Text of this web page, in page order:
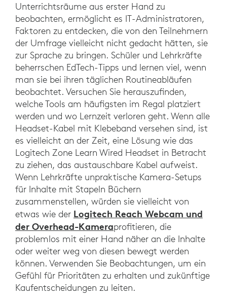
Unterrichtsräume aus erster Hand zu
beobachten, ermöglicht es IT-Administratoren,
Faktoren zu entdecken, die von den Teilnehmern
der Umfrage vielleicht nicht gedacht hätten, sie
zur Sprache zu bringen. Schüler und Lehrkräfte
beherrschen EdTech-Tipps und lernen viel, wenn
man sie bei ihren täglichen Routineabläufen
beobachtet. Versuchen Sie herauszufinden,
welche Tools am häufigsten im Regal platziert
werden und wo Lernzeit verloren geht. Wenn alle
Headset-Kabel mit Klebeband versehen sind, ist
es vielleicht an der Zeit, eine Lösung wie das
Logitech Zone Learn Wired Headset in Betracht
zu ziehen, das austauschbare Kabel aufweist.
Wenn Lehrkräfte unpraktische Kamera-Setups
für Inhalte mit Stapeln Büchern
zusammenstellen, würden sie vielleicht von
etwas wie der Logitech Reach Webcam und
der Overhead-Kameraprofitieren, die
problemlos mit einer Hand näher an die Inhalte
oder weiter weg von diesen bewegt werden
können. Verwenden Sie Beobachtungen, um ein
Gefühl für Prioritäten zu erhalten und zukünftige
Kaufentscheidungen zu leiten.